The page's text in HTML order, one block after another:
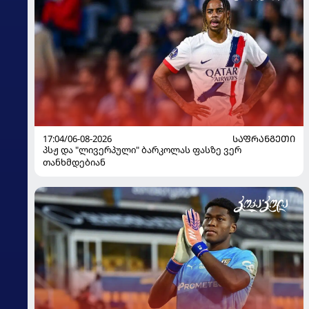
17:04/06-08-2026
ᲡᲐᲤᲠᲐᲜᲒᲔᲗᲘ
პსჟ და "ლივერპული" ბარკოლას ფასზე ვერ
თანხმდებიან